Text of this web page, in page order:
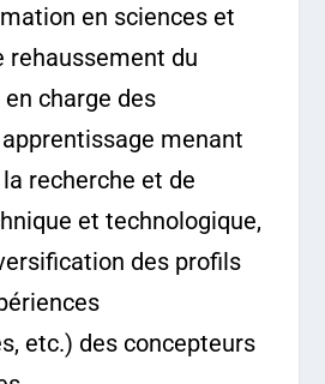
en sciences et
rehaussement du
charge des
menant
recherche et de
et technologique,
des profils
etc.) des concepteurs